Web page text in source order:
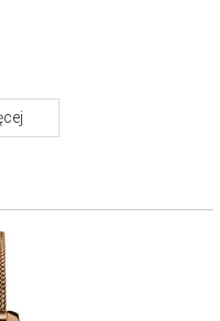
jako jedno z pierwszych w
do których Timex właśnie